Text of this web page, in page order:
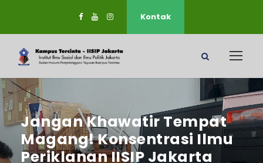
Kontak
Jangan Khawatir Tempat
Magang! Konsentrasi Ilmu
Periklanan IISIP Jakarta